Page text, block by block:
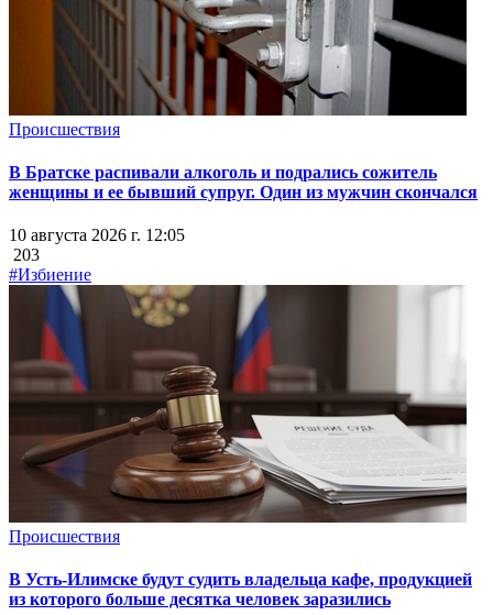
Происшествия
В Братске распивали алкоголь и подрались сожитель
женщины и ее бывший супруг. Один из мужчин скончался
10 августа 2026 г. 12:05
203
#Избиение
Происшествия
В Усть-Илимске будут судить владельца кафе, продукцией
из которого больше десятка человек заразились